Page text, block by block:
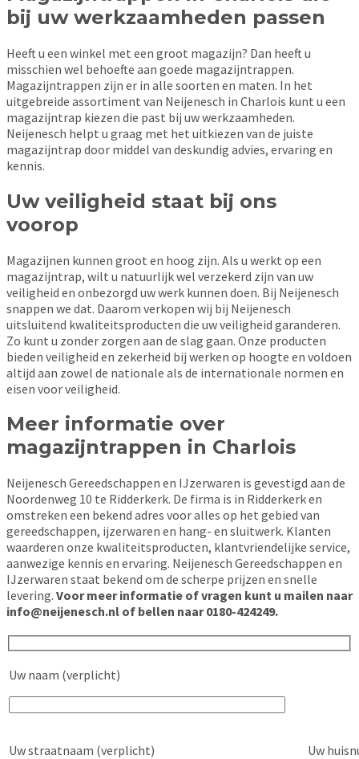
bij uw werkzaamheden passen
Heeft u een winkel met een groot magazijn? Dan heeft u
misschien wel behoefte aan goede magazijntrappen.
Magazijntrappen zijn er in alle soorten en maten. In het
uitgebreide assortiment van Neijenesch in Charlois kunt u een
magazijntrap kiezen die past bij uw werkzaamheden.
Neijenesch helpt u graag met het uitkiezen van de juiste
magazijntrap door middel van deskundig advies, ervaring en
kennis.
Uw veiligheid staat bij ons
voorop
Magazijnen kunnen groot en hoog zijn. Als u werkt op een
magazijntrap, wilt u natuurlijk wel verzekerd zijn van uw
veiligheid en onbezorgd uw werk kunnen doen. Bij Neijenesch
snappen we dat. Daarom verkopen wij bij Neijenesch
uitsluitend kwaliteitsproducten die uw veiligheid garanderen.
Zo kunt u zonder zorgen aan de slag gaan. Onze producten
bieden veiligheid en zekerheid bij werken op hoogte en voldoen
altijd aan zowel de nationale als de internationale normen en
eisen voor veiligheid.
Meer informatie over
magazijntrappen in Charlois
Neijenesch Gereedschappen en IJzerwaren is gevestigd aan de
Noordenweg 10 te Ridderkerk. De firma is in Ridderkerk en
omstreken een bekend adres voor alles op het gebied van
gereedschappen, ijzerwaren en hang- en sluitwerk. Klanten
waarderen onze kwaliteitsproducten, klantvriendelijke service,
aanwezige kennis en ervaring. Neijenesch Gereedschappen en
IJzerwaren staat bekend om de scherpe prijzen en snelle
levering. Voor meer informatie of vragen kunt u mailen naar
info@neijenesch.nl of bellen naar 0180-424249.
Uw naam (verplicht)
Uw straatnaam (verplicht) Uw